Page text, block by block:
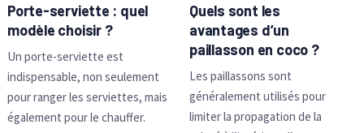
Porte-serviette : quel
modèle choisir ?
Un porte-serviette est
indispensable, non seulement
pour ranger les serviettes, mais
également pour le chauffer.
Quels sont les
avantages d’un
paillasson en coco ?
Les paillassons sont
généralement utilisés pour
limiter la propagation de la